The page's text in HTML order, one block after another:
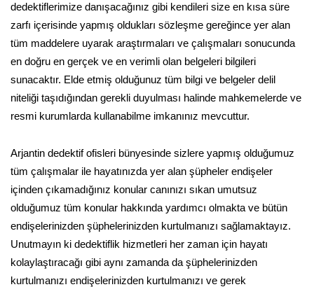
dedektiflerimize danışacağınız gibi kendileri size en kısa süre
zarfı içerisinde yapmış oldukları sözleşme gereğince yer alan
tüm maddelere uyarak araştırmaları ve çalışmaları sonucunda
en doğru en gerçek ve en verimli olan belgeleri bilgileri
sunacaktır. Elde etmiş olduğunuz tüm bilgi ve belgeler delil
niteliği taşıdığından gerekli duyulması halinde mahkemelerde ve
resmi kurumlarda kullanabilme imkanınız mevcuttur.
Arjantin dedektif ofisleri bünyesinde sizlere yapmış olduğumuz
tüm çalışmalar ile hayatınızda yer alan şüpheler endişeler
içinden çıkamadığınız konular canınızı sıkan umutsuz
olduğumuz tüm konular hakkında yardımcı olmakta ve bütün
endişelerinizden şüphelerinizden kurtulmanızı sağlamaktayız.
Unutmayın ki dedektiflik hizmetleri her zaman için hayatı
kolaylaştıracağı gibi aynı zamanda da şüphelerinizden
kurtulmanızı endişelerinizden kurtulmanızı ve gerek